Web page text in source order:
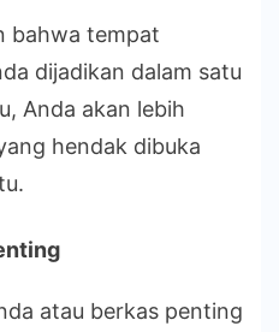
bahwa tempat
dijadikan dalam satu
Anda akan lebih
hendak dibuka
atau berkas penting